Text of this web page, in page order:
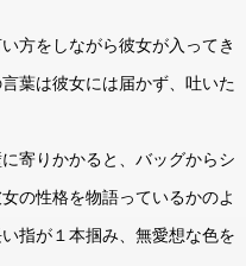
方をしながら彼女が入ってき
葉は彼女には届かず、吐いた
寄りかかると、バッグからシ
の性格を物語っているかのよ
指が１本掴み、無愛想な色を